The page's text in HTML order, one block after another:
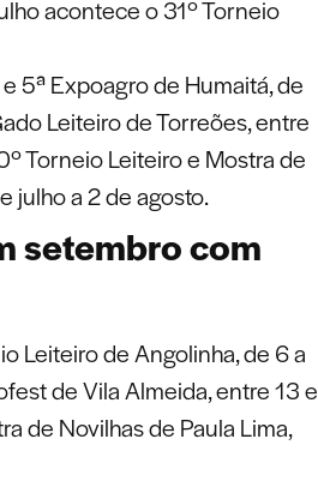
acontece o 31º Torneio
5ª Expoagro de Humaitá, de
Leiteiro de Torreões, entre
Torneio Leiteiro e Mostra de
julho a 2 de agosto.
setembro com
Leiteiro de Angolinha, de 6 a
de Vila Almeida, entre 13 e
de Novilhas de Paula Lima,